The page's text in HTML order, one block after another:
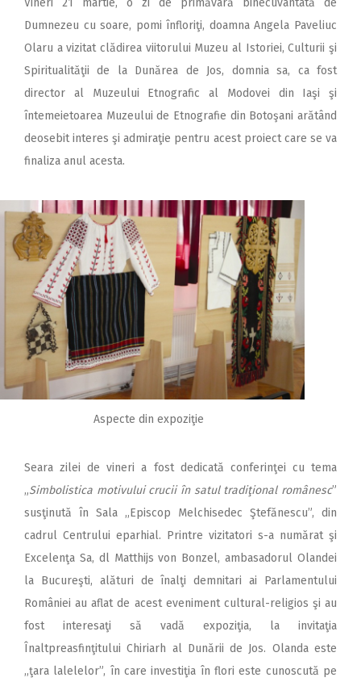
Vineri 21 martie, o zi de primăvară binecuvântată de
Dumnezeu cu soare, pomi înfloriţi, doamna Angela Paveliuc
Olaru a vizitat clădirea viitorului Muzeu al Istoriei, Culturii şi
Spiritualităţii de la Dunărea de Jos, domnia sa, ca fost
director al Muzeului Etnografic al Modovei din Iaşi şi
întemeietoarea Muzeului de Etnografie din Botoşani arătând
deosebit interes şi admiraţie pentru acest proiect care se va
finaliza anul acesta.
Aspecte din expoziţie
Seara zilei de vineri a fost dedicată conferinţei cu tema
„Simbolistica motivului crucii în satul tradiţional românesc”
susţinută în Sala ,,Episcop Melchisedec Ştefănescu”, din
cadrul Centrului eparhial. Printre vizitatori s-a numărat şi
Excelenţa Sa, dl Matthijs von Bonzel, ambasadorul Olandei
la Bucureşti, alături de înalţi demnitari ai Parlamentului
României au aflat de acest eveniment cultural-religios şi au
fost interesaţi să vadă expoziţia, la invitaţia
Înaltpreasfinţitului Chiriarh al Dunării de Jos. Olanda este
,,ţara lalelelor”, în care investiţia în flori este cunoscută pe